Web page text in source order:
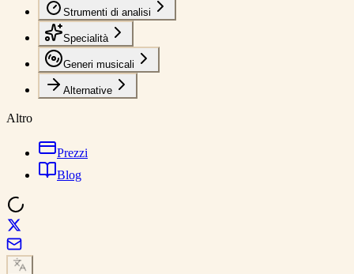
Strumenti di analisi
Specialità
Generi musicali
Alternative
Altro
Prezzi
Blog